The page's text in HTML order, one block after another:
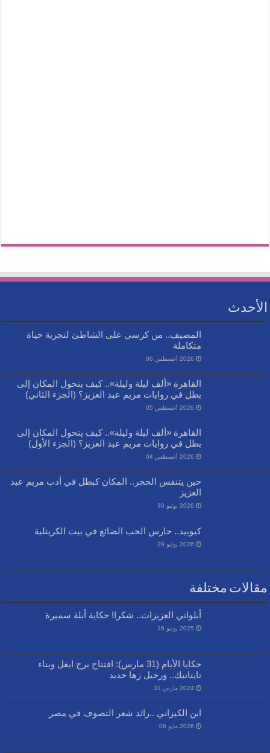
الأحدث
المصيف.. من كرسي على الشاطئ لتجربة حياة
متكاملة
2026 أغسطس 06
القاهرة «ألف ليلة وليلة».. كيف يتحول المكان إلى
بطل في روايات مريم عبد العزيز؟ (الجزء الثاني)
2026 أغسطس 05
القاهرة «ألف ليلة وليلة».. كيف يتحول المكان إلى
بطل في روايات مريم عبد العزيز؟ (الجزء الأول)
2026 أغسطس 04
حين يتنفس الحجر.. المكان كبطل في أدب مريم عبد
العزيز
2026 يوليو 30
كيوبيد.. حارس الحب الضائع في بيت الكريتلية
2026 يوليو 29
مقالات مختلفة
أبلواتي العزيزات.. شكرا! حكاية أبلة سميرة
2025 يونيو 16
حكايا الأيام (31 مارس): افتتاح برج ايفل وبناء
تايتانيك.. ورحيل زها حديد
2024 مارس 31
ابن الكيزاني ..رائد شعر التصوف في مصر
2026 مايو 06